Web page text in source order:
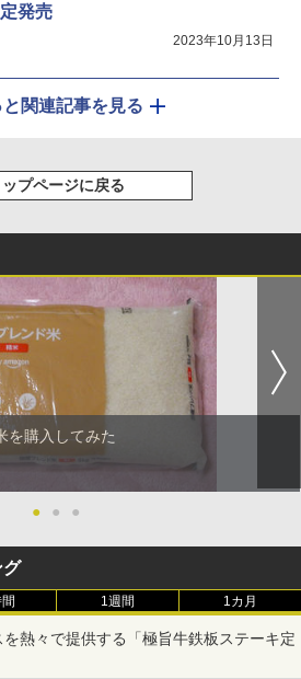
発売
2023年10月13日
と関連記事を見る
ップページに戻る
を購入してみた
● ● ●
グ
1週間 1カ月
熱々で提供する「極旨牛鉄板ステーキ定